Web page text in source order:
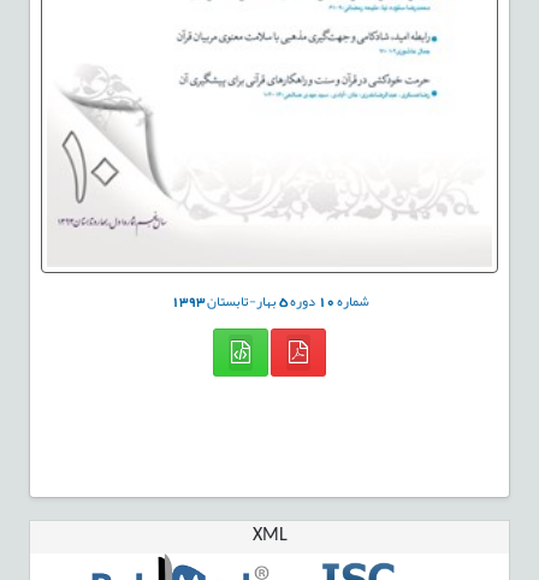
شماره10دوره5بهار-تابستان1393
XML